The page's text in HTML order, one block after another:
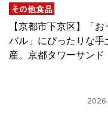
ABOUT US
Instagram
チケットプ
その他食品
【京都市下京区】「お
バル」にぴったりな手
産。京都タワーサンド